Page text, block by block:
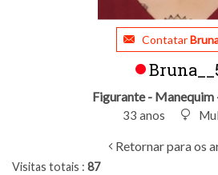
Contatar
Figurante -
33 anos
Retornar para os
Visitas totais 87